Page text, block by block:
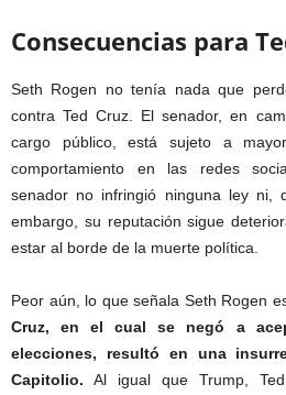
Consecuencias para
Seth Rogen no tenía nada que
contra Ted Cruz. El senador, en
cargo público, está sujeto a
comportamiento en las redes
senador no infringió ninguna ley ni,
embargo, su reputación sigue
estar al borde de la muerte política.
Peor aún, lo que señala Seth Rogen
Cruz, en el cual se negó a
elecciones, resultó en una
Capitolio. Al igual que Trump,